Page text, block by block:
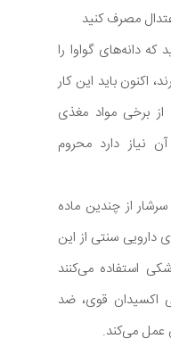
مصرف کنید
دانه‌های گواوا را
اکنون باید این کار
از برخی مواد مغذی
نیاز دارد محروم
از چندین ماده
سنتی از این
استفاده می‌کنند
اکسیدان قوی، ضد
عمل می‌کند.